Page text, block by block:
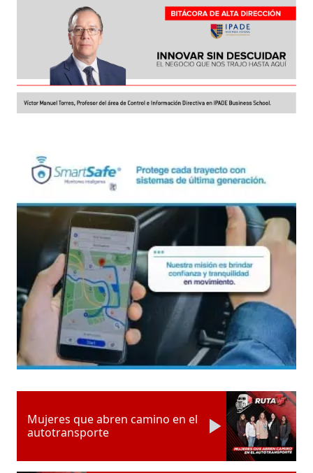
Mujeres que abren camino en el
autotransporte